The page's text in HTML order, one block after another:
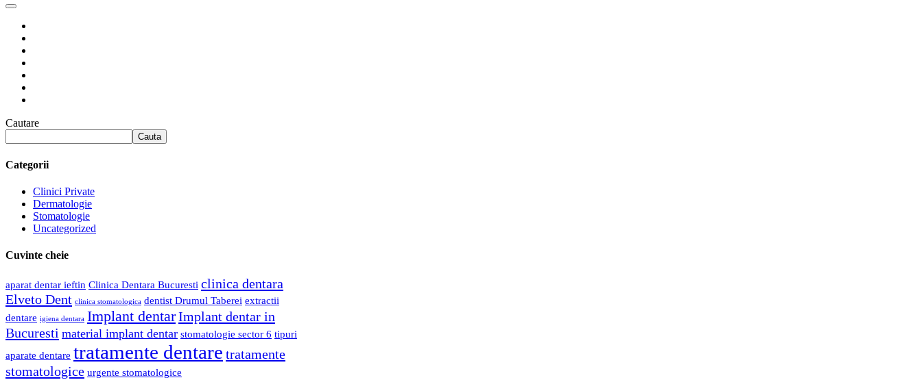
Cautare
Cauta
Categorii
Clinici Private
Dermatologie
Stomatologie
Uncategorized
Cuvinte cheie
aparat dentar ieftin Clinica Dentara Bucuresti clinica dentara
Elveto Dent clinica stomatologica dentist Drumul Taberei extractii
dentare igiena dentara Implant dentarImplant dentar in
Bucuresti material implant dentar stomatologie sector 6 tipuri
aparate dentare tratamente dentare tratamente
stomatologice urgente stomatologice